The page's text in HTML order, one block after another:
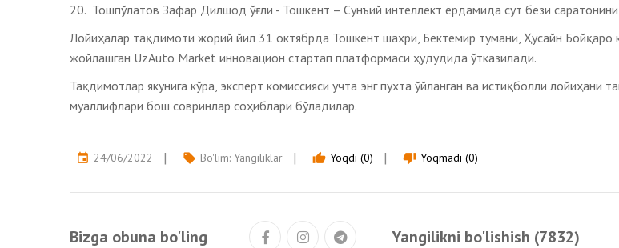
20. Тошпўлатов Зафар Дилшод ўғли - Тошкент – Сунъий интеллект ёрдамида сут бези
Лойиҳалар тақдимоти жорий йил 31 октябрда Тошкент шаҳри, Бектемир тумани, Ҳусайн Бойқаро
жойлашган UzAuto Market инновацион стартап платформаси ҳудудида ўтказилади.
Тақдимотлар якунига кўра, эксперт комиссияси учта энг пухта ўйланган ва истиқболли лойиҳани
муаллифлари бош совринлар соҳиблари бўладилар.
event 24/06/2022 local_offer Bo'lim: Yangiliklar thumb_up Yoqdi (0) thumb_down Yoqmadi (0)
Bizga obuna bo'ling Yangilikni bo'lishish (7832)